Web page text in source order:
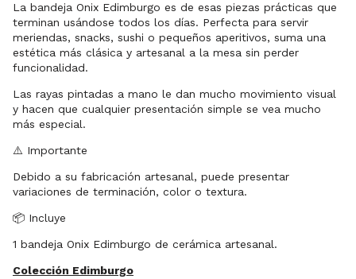
La bandeja Onix Edimburgo es de esas piezas prácticas que
terminan usándose todos los días. Perfecta para servir
meriendas, snacks, sushi o pequeños aperitivos, suma una
estética más clásica y artesanal a la mesa sin perder
funcionalidad.
Las rayas pintadas a mano le dan mucho movimiento visual
y hacen que cualquier presentación simple se vea mucho
más especial.
⚠️ Importante
Debido a su fabricación artesanal, puede presentar
variaciones de terminación, color o textura.
📦 Incluye
1 bandeja Onix Edimburgo de cerámica artesanal.
Colección Edimburgo